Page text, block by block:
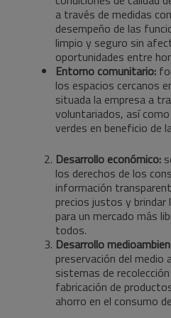
a través de medidas
desempeño de las
limpio y seguro sin
oportunidades entre
Entorno comunitario:
los espacios cercanos
situada la empresa a
voluntariados, así
verdes en beneficio de
Desarrollo económico:
los derechos de los
información
precios justos y brindar
para un mercado más
todos.
Desarrollo
preservación del
sistemas de
fabricación de
ahorro en el consumo